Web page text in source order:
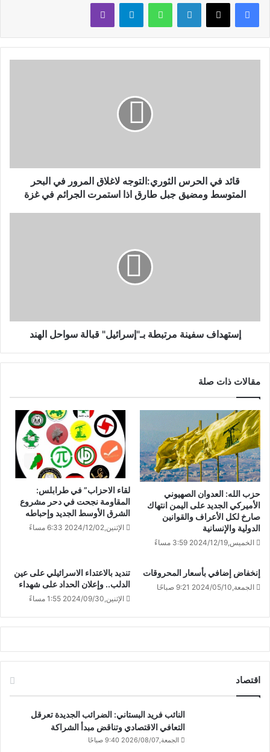
لينكدإن واتساب تيلقرام ڤايبر
قائد في الحرس الثوري:التوجه لاغلاق المرور في البحر
المتوسط ومضيق جبل طارق اذا استمرت الجرائم في غزة
إستهداف سفينة مرتبطة بـ"إسرائيل" قبالة سواحل الهند
مقالات ذات صلة
حزب الله: العدوان الصهيوني
الأميركي الجديد على اليمن انتهاك
صارخ لكل الأعراف والقوانين
الدولية والإنسانية
الخميس,2024/12/19 3:59 مساءً
لقاء الاحزاب” في طرابلس:
المقاومة نجحت في دحر مشروع
الشرق الأوسط الجديد وإحباطه
الإثنين,2024/12/02 6:33 مساءً
إنخفاض إضافي بأسعار المحروقات
الجمعة,2024/05/10 9:21 صباحًا
تنديد بالاعتداء الاسرائيلي على عين
الدلب.. وإعلان الحداد على شهداء
الإثنين,2024/09/30 1:55 مساءً
اقتصاد
النائب فريد البستاني: الضرائب الجديدة تعرقل
التعافي الاقتصادي وتناقض مبدأ الشراكة
الجمعة,2026/08/07 9:40 صباحًا